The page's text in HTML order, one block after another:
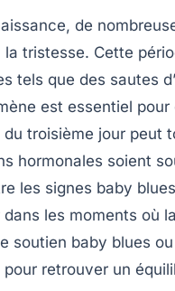
de
la tristesse. Cette
tels que des sautes
est essentiel
du troisième jour peut
hormonales soient
les signes baby blues
les moments où
soutien baby blues
pour retrouver un